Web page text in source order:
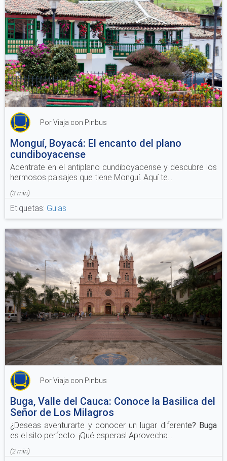
Por Viaja con Pinbus
Monguí, Boyacá: El encanto del plano
cundiboyacense
Adentrate en el antiplano cundiboyacense y descubre los
hermosos paisajes que tiene Monguí. Aquí te...
(3 min)
Etiquetas: Guias
Por Viaja con Pinbus
Buga, Valle del Cauca: Conoce la Basilica del
Señor de Los Milagros
¿Deseas aventurarte y conocer un lugar diferente? Buga
es el sito perfecto. ¡Qué esperas! Aprovecha...
(2 min)